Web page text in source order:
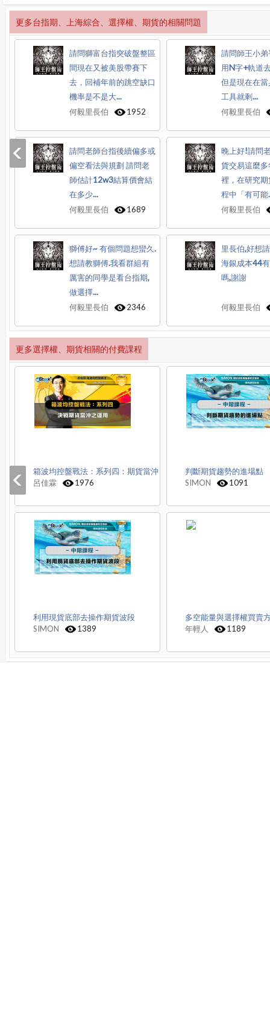
更多台指期、上海綜合、選擇權、期貨的相關問題
請問獅富台指突破盤整區
間現在又被美股帶賽下
去，回補年前的跳空缺口
機率是不是大...
何毅里長伯
1952
請問師王小
用N字+軌道
但是現在在
工具就剩...
何毅里長伯
請問老師台指後續偏多或
偏空看法與規劃 請問老
師估計12w3結算價會結
在多少...
何毅里長伯
1689
晚上好!請問
貨交易這麼
裡，在研究
程中「有可能
何毅里長伯
獅傅好~ 有個問題想蠻久.
想請教獅傅.我看群組有
厲害的同學是看台指期,
做選擇...
何毅里長伯
2346
里長伯,好想
海銀成本44
嗎,謝謝
何毅里長伯
更多選擇權、期貨相關的付費課程
箱波均控盤戰法：系列四：期貨當沖
呂佳霖
1976
判斷期貨趨勢的進場點
SIMON
1091
利用現貨底部去操作期貨波段
SIMON
1389
多空能量與選擇權買賣
年輕人
1189